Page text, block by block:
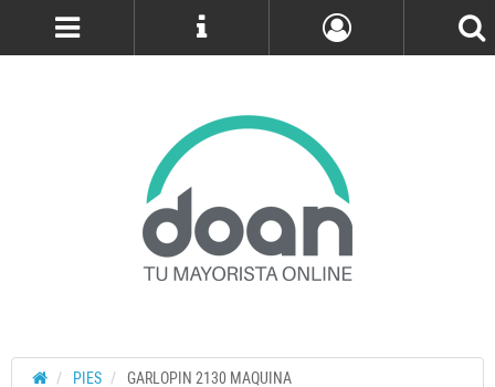
PIES GARLOPIN 2130 MAQUINA